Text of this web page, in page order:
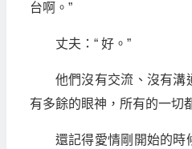
台啊。”
丈夫：“ 好。”
他們沒有交流、沒有溝
有多餘的眼神，所有的一切
還記得愛情剛開始的時